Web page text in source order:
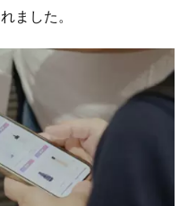
ました。